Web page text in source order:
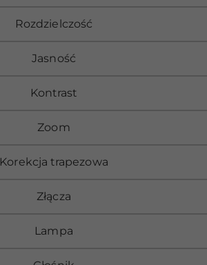
Rozdzielczość
Jasność
Kontrast
Zoom
Korekcja trapezowa
Złącza
Lampa